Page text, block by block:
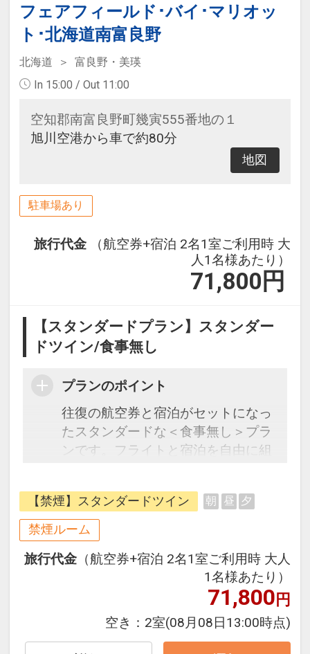
フェアフィールド･バイ･マリオッ
ト･北海道南富良野
北海道
富良野・美瑛
In 15:00 / Out 11:00
空知郡南富良野町幾寅555番地の１
旭川空港から車で約80分
地図
駐車場あり
旅行代金
（航空券+宿泊 2名1室ご利用時 大
人1名様あたり）
71,800 円
【スタンダードプラン】スタンダー
ドツイン/食事無し
プランのポイント
往復の航空券と宿泊がセットになっ
たスタンダードな＜食事無し＞プラ
ンです。フライトと宿泊を自由に組
ージだから、一都市滞在はもちろん
周遊旅行にも最適！
旅行期間中の1泊だけの宿泊や延
泊・飛び泊なども自由自在です。
フライトは、安心のJAL（または
JALグループ）確約！フライトマイ
オプションでレンタカーや現地交
【禁煙】スタンダードツイン 朝 昼 夕
禁煙ルーム
旅行代金 （航空券+宿泊 2名1室ご利用時 大人
1名様あたり）
71,800円
空き： 2室(08月08日13:00時点)